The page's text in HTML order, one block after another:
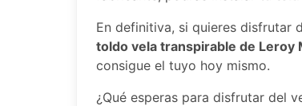
En definitiva, si quieres disfrutar
toldo vela transpirable de Leroy
consigue el tuyo hoy mismo.
¿Qué esperas para disfrutar del